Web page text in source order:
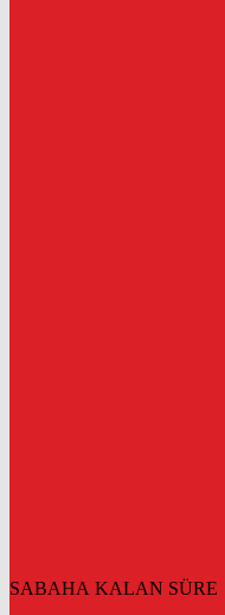
SABAHA KALAN SÜRE